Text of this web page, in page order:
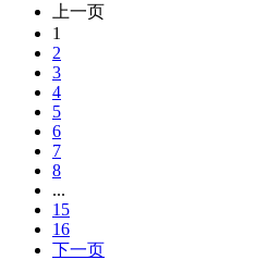
上一页
1
2
3
4
5
6
7
8
...
15
16
下一页